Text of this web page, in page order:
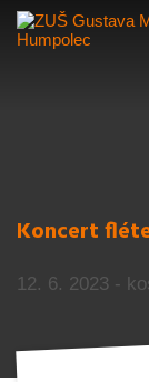
Koncert
12. 6. 2023 -